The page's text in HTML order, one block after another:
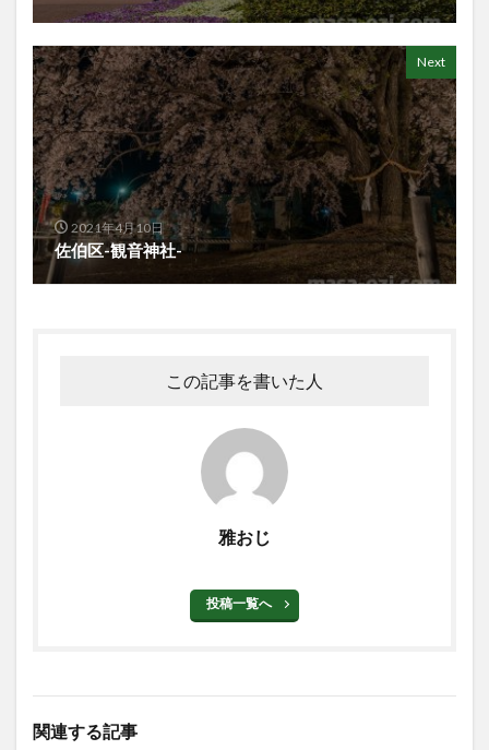
Next
2021年4月10日
佐伯区-観音神社-
この記事を書いた人
雅おじ
投稿一覧へ
関連する記事